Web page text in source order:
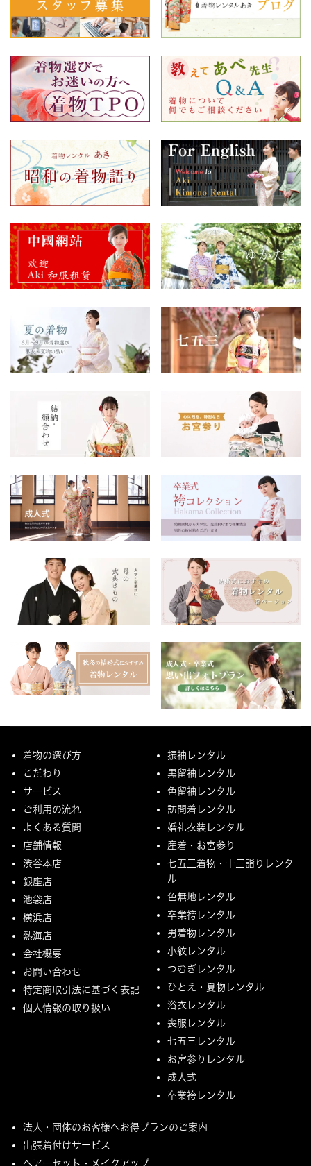
着物の選び方
こだわり
サービス
ご利用の流れ
よくある質問
店舗情報
渋谷本店
銀座店
池袋店
横浜店
熱海店
会社概要
お問い合わせ
特定商取引法に基づく表記
個人情報の取り扱い
振袖レンタル
黒留袖レンタル
色留袖レンタル
訪問着レンタル
婚礼衣装レンタル
産着・お宮参り
七五三着物・十三詣りレンタ
ル
色無地レンタル
卒業袴レンタル
男着物レンタル
小紋レンタル
つむぎレンタル
ひとえ・夏物レンタル
浴衣レンタル
喪服レンタル
七五三レンタル
お宮参りレンタル
成人式
卒業袴レンタル
法人・団体のお客様へお得プランのご案内
出張着付けサービス
ヘアーセット・メイクアップ